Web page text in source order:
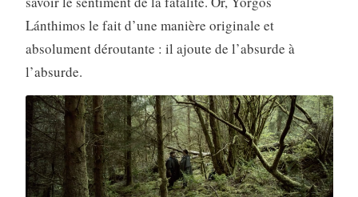
Lánthimos le fait d’une manière originale et
absolument déroutante : il ajoute de l’absurde à
l’absurde.